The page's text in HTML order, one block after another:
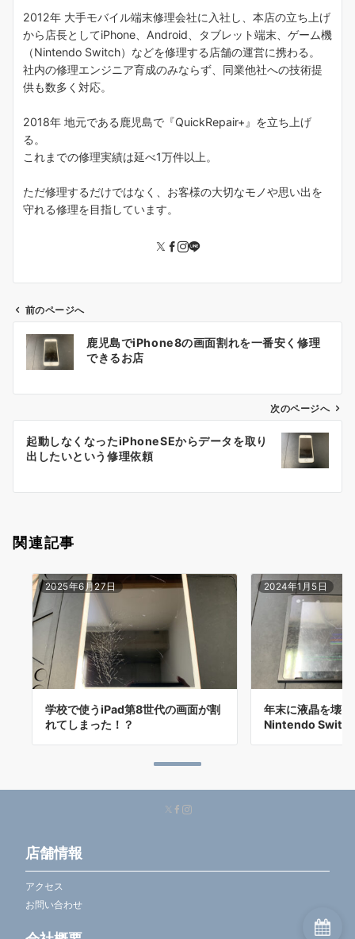
2012年 大手モバイル端末修理会社に入社し、本店の立ち上げ
から店長としてiPhone、Android、タブレット端末、ゲーム機
（Nintendo Switch）などを修理する店舗の運営に携わる。
社内の修理エンジニア育成のみならず、同業他社への技術提
供も数多く対応。
2018年 地元である鹿児島で『QuickRepair+』を立ち上げ
る。
これまでの修理実績は延べ1万件以上。
ただ修理するだけではなく、お客様の大切なモノや思い出を
守れる修理を目指しています。
ン
前のページへ
鹿児島でiPhone8の画面割れを一番安く修理
できるお店
次のページへ
起動しなくなったiPhoneSEからデータを取り
出したいという修理依頼
関連記事
2025年6月27日
学校で使うiPad第8世代の画面が割
れてしまった！？
2024年1月5日
年末に液晶を壊
Nintendo Switch
店舗情報
アクセス
お問い合わせ